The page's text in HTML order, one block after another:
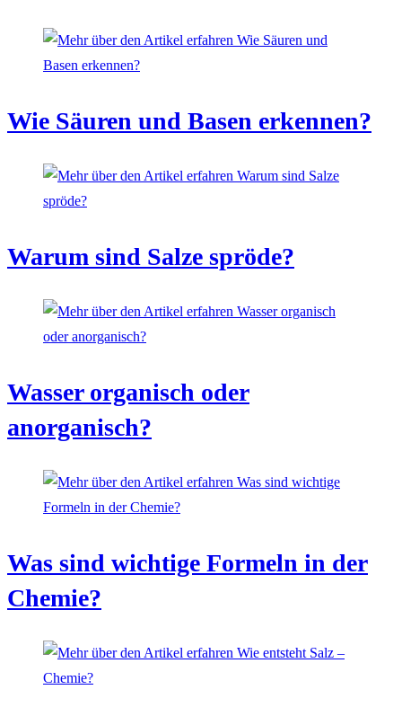
Wie Säuren und Basen erkennen?
Warum sind Salze spröde?
Wasser organisch oder
anorganisch?
Was sind wichtige Formeln in der
Chemie?